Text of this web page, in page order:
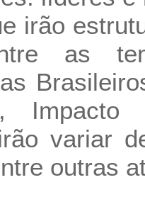
irão
as
Impacto
variar
outras